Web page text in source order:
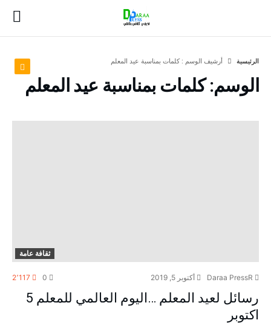
‫الرئيسية‬ ‫أرشيف الوسم :‬ كلمات بمناسبة عيد المعلم
الوسم:كلمات بمناسبة عيد المعلم
ثقافة عامة
أكتوبر 5, 2019 2٬117
رسائل لعيد المعلم …اليوم العالمي للمعلم 5
اكتوبر